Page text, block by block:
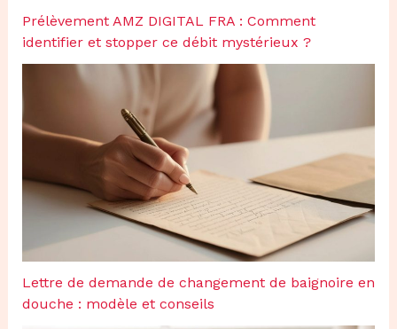
Prélèvement AMZ DIGITAL FRA : Comment
identifier et stopper ce débit mystérieux ?
Lettre de demande de changement de baignoire en
douche : modèle et conseils